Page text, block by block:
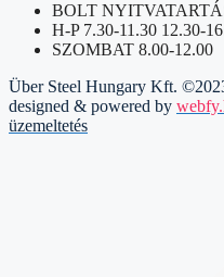
BOLT
H-P 7.30-11.30 12.30-
SZOMBAT 8.00-12.00
Über Steel Hungary Kft.
designed & powered by
üzemeltetés